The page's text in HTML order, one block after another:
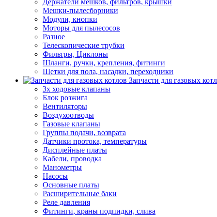
Держатели мешков, фильтров, крышки
Мешки-пылесборники
Модули, кнопки
Моторы для пылесосов
Разное
Телескопические трубки
Фильтры, Циклоны
Шланги, ручки, крепления, фитинги
Щетки для пола, насадки, переходники
Запчасти для газовых
3х ходовые клапаны
Блок розжига
Вентиляторы
Воздухоотводы
Газовые клапаны
Группы подачи, возврата
Датчики протока, температуры
Дисплейные платы
Кабели, проводка
Манометры
Насосы
Основные платы
Расширительные баки
Реле давления
Фитинги, краны подпидки, слива